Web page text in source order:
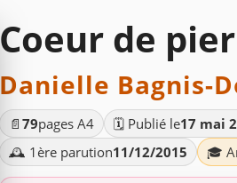
Coeur de
Danielle Bagnis-
📄 79pages A4 🗓️ Publié le17 mai
🕰️ 1ère parution11/12/2015 🎓